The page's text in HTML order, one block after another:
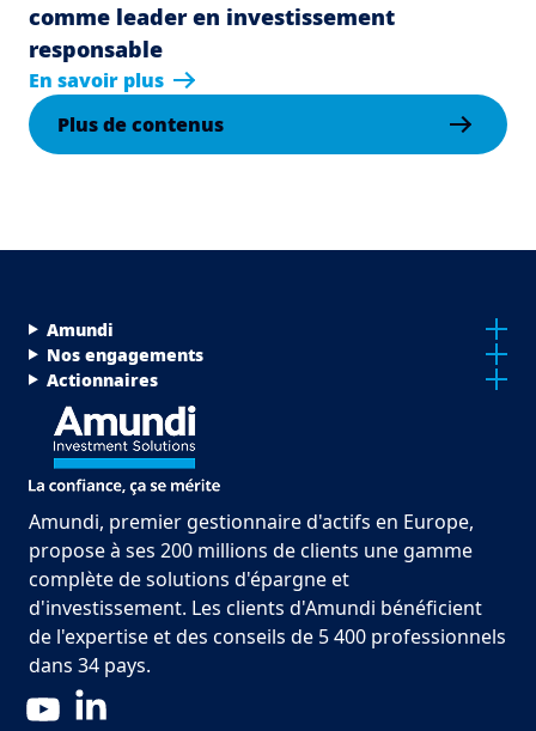
comme leader en investissement
responsable
En savoir plus
Plus de contenus
Menu Footer Top
Amundi
Nos engagements
Actionnaires
Amundi, premier gestionnaire d'actifs en Europe,
propose à ses 200 millions de clients une gamme
complète de solutions d'épargne et
d'investissement. Les clients d'Amundi bénéficient
de l'expertise et des conseils de 5 400 professionnels
dans 34 pays.
YouTube